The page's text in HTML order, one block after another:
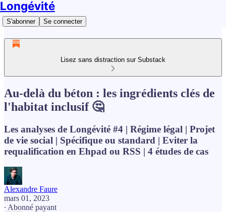
Longévité
S'abonner Se connecter
Lisez sans distraction sur Substack
Au-delà du béton : les ingrédients clés de
l'habitat inclusif 🤔
Les analyses de Longévité #4 | Régime légal | Projet
de vie social | Spécifique ou standard | Eviter la
requalification en Ehpad ou RSS | 4 études de cas
Alexandre Faure
mars 01, 2023
∙ Abonné payant